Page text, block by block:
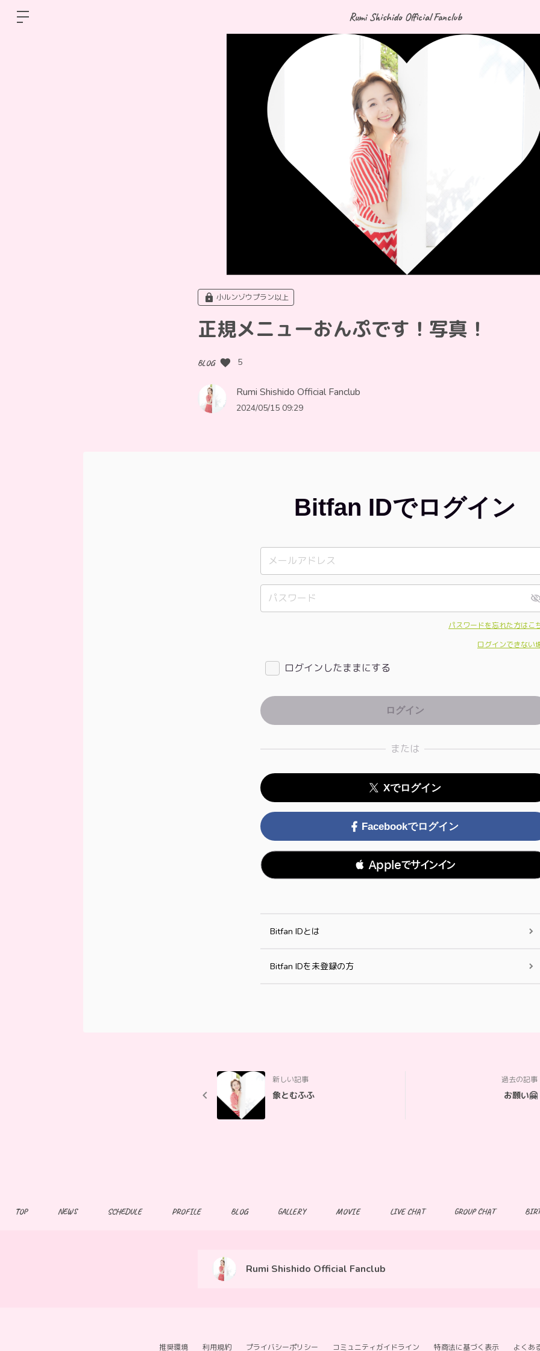
Rumi Shishido Official Fanclub
小ルンゾウプラン以上
正規メニューおんぷです！写真！
BLOG 5
Rumi Shishido Official Fanclub
2024/05/15 09:29
Bitfan IDでログイン
パスワードを忘れた方はこ
ログインできない
ログインしたままにする
または
Xでログイン
Facebookでログイン
 Appleでサインイン
Bitfan IDとは
Bitfan IDを未登録の方
新しい記事
象とむふふ
過去の記事
お願い🤗
TOP NEWS SCHEDULE PROFILE BLOG GALLERY MOVIE LIVE CHAT GROUP CHAT
Rumi Shishido Official Fanclub
推奨環境 利用規約 プライバシーポリシー コミュニティガイドライン 特商法に基づく表示 よくあ